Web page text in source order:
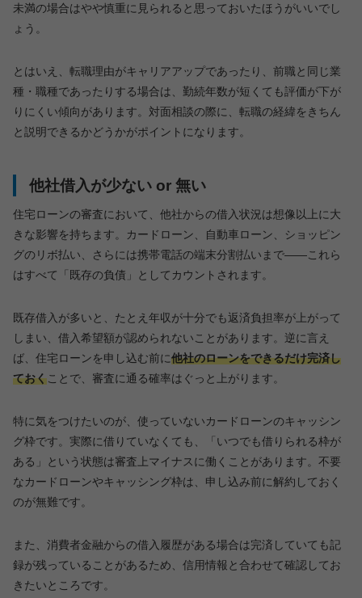
未満の場合はやや慎重に見られると思っておいたほうがいいでし
ょう。
とはいえ、転職理由がキャリアアップであったり、前職と同じ業
種・職種であったりする場合は、勤続年数が短くても評価が下が
りにくい傾向があります。対面相談の際に、転職の経緯をきちん
と説明できるかどうかがポイントになります。
他社借入が少ない or 無い
住宅ローンの審査において、他社からの借入状況は想像以上に大
きな影響を持ちます。カードローン、自動車ローン、ショッピン
グのリボ払い、さらには携帯電話の端末分割払いまで——これら
はすべて「既存の負債」としてカウントされます。
既存借入が多いと、たとえ年収が十分でも返済負担率が上がって
しまい、借入希望額が認められないことがあります。逆に言え
ば、住宅ローンを申し込む前に他社のローンをできるだけ完済し
ておくことで、審査に通る確率はぐっと上がります。
特に気をつけたいのが、使っていないカードローンのキャッシン
グ枠です。実際に借りていなくても、「いつでも借りられる枠が
ある」という状態は審査上マイナスに働くことがあります。不要
なカードローンやキャッシング枠は、申し込み前に解約しておく
のが無難です。
また、消費者金融からの借入履歴がある場合は完済していても記
録が残っていることがあるため、信用情報と合わせて確認してお
きたいところです。